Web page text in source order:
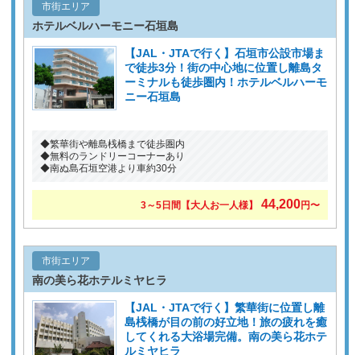
市街エリア
ホテルベルハーモニー石垣島
【JAL・JTAで行く】石垣市公設市場ま
で徒歩3分！街の中心地に位置し離島タ
ーミナルも徒歩圏内！ホテルベルハーモ
ニー石垣島
◆繁華街や離島桟橋まで徒歩圏内
◆無料のランドリーコーナーあり
◆南ぬ島石垣空港より車約30分
3～5日間【大人お一人様】 44,200円〜
市街エリア
南の美ら花ホテルミヤヒラ
【JAL・JTAで行く】繁華街に位置し離
島桟橋が目の前の好立地！旅の疲れを癒
してくれる大浴場完備。南の美ら花ホテ
ルミヤヒラ